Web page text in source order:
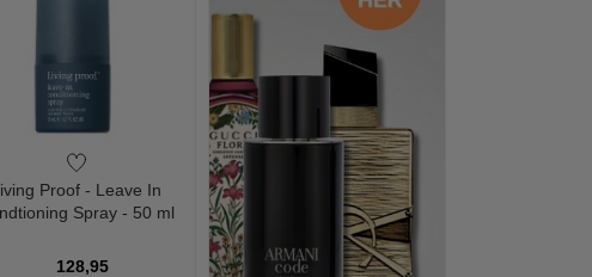
Proof - Leave In
Spray - 50 ml
128,95